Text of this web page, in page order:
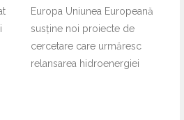
Europa Uniunea Europeană
susține noi proiecte de
cercetare care urmăresc
relansarea hidroenergiei